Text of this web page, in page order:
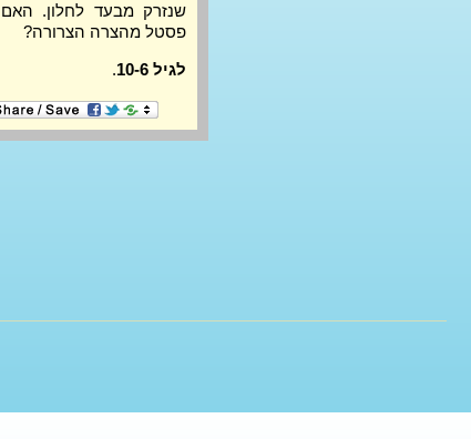
פסטל מהצרה הצרורה?
לגיל 10-6 .